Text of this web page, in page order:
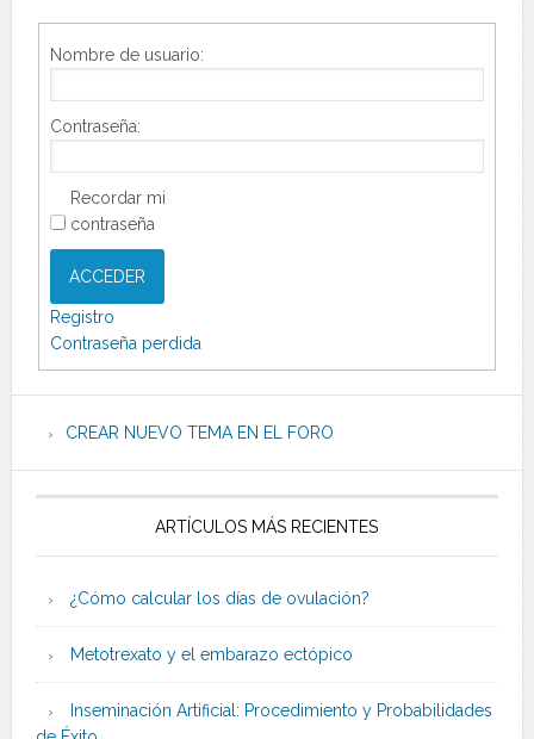
Nombre de usuario:
Contraseña:
Recordar mi
contraseña
ACCEDER
Registro
Contraseña perdida
CREAR NUEVO TEMA EN EL FORO
ARTÍCULOS MÁS RECIENTES
¿Cómo calcular los días de ovulación?
Metotrexato y el embarazo ectópico
Inseminación Artificial: Procedimiento y Probabilidades